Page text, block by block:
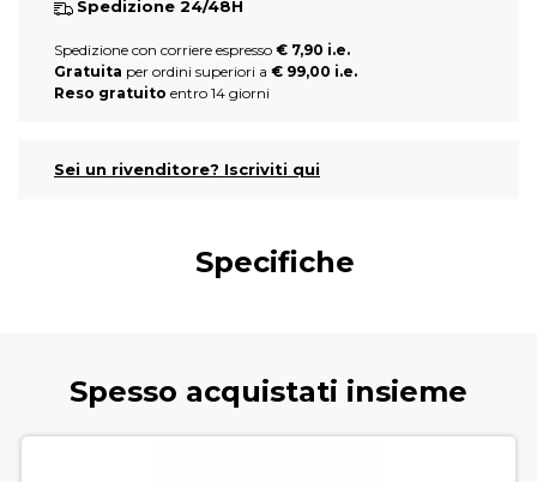
Spedizione 24/48H
Spedizione con corriere espresso € 7,90 i.e.
Gratuita per ordini superiori a € 99,00 i.e.
Reso gratuito entro 14 giorni
Sei un rivenditore? Iscriviti qui
Specifiche
Spesso acquistati insieme